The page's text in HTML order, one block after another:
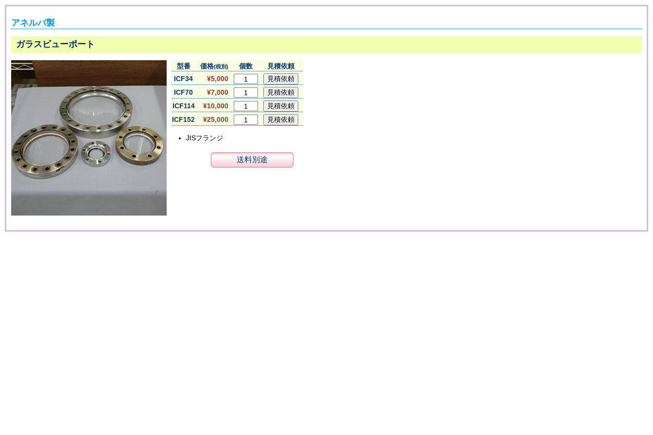
アネルバ製
ガラスビューポート
型番 価格(税別) 個数
見積依頼
ICF34
¥5,000
ICF70
¥7,000
ICF114
¥10,000
ICF152
¥25,000
JISフランジ
送料別途